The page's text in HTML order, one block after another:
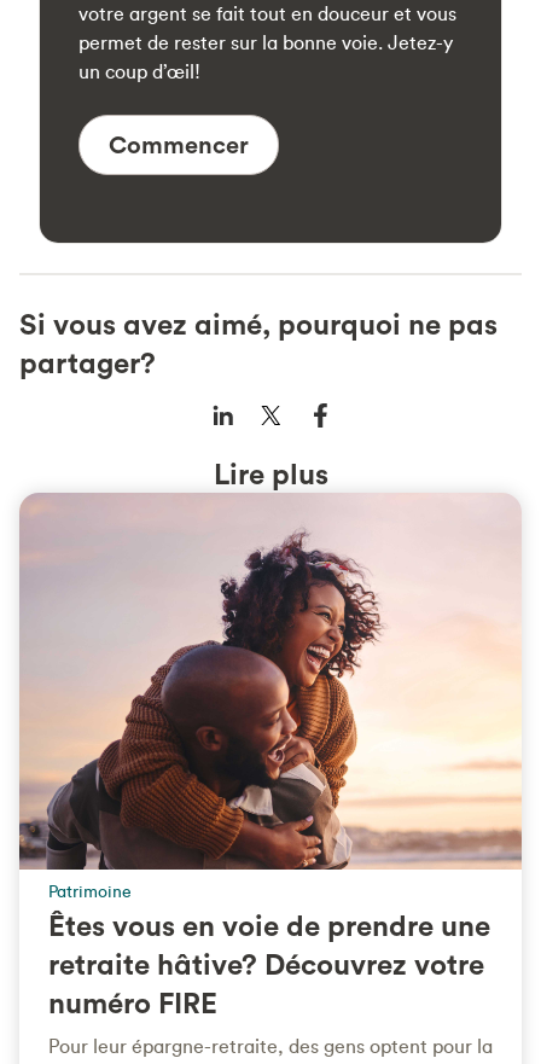
votre argent se fait tout en douceur et vous
permet de rester sur la bonne voie. Jetez-y
un coup d’œil!
Commencer
Si vous avez aimé, pourquoi ne pas
partager?
Lire plus
Patrimoine
Êtes vous en voie de prendre une
retraite hâtive? Découvrez votre
numéro FIRE
Pour leur épargne-retraite, des gens optent pour la